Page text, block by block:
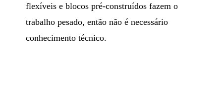
flexíveis e blocos pré-construídos fazem o
trabalho pesado, então não é necessário
conhecimento técnico.